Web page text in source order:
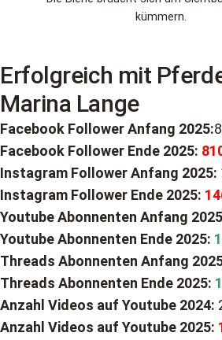
kümmern.
Erfolgreich mit
Marina Lange
Facebook FollowerAnfang 2025:
Facebook Follower Ende 2025:
Instagram FollowerAnfang 2025:
Instagram Follower Ende 2025:
Youtube Abonnenten Anfang
Youtube Abonnenten Ende 2025:
Threads Abonnenten Anfang
Threads Abonnenten Ende 2025:
Anzahl Videos auf Youtube 2024:
Anzahl Videos auf Youtube 2025: